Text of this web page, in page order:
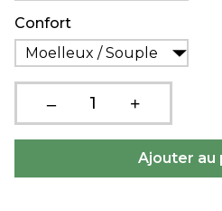
Confort
Moelleux / Souple